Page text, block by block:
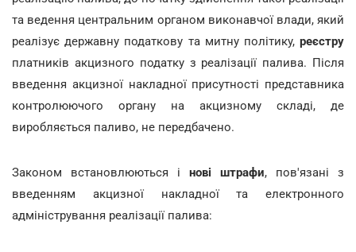
та ведення центральним органом виконавчої влади, який
реалізує державну податкову та митну політику, реєстру
платників акцизного податку з реалізації палива. Після
введення акцизної накладної присутності представника
контролюючого органу на акцизному складі, де
виробляється паливо, не передбачено.
Законом встановлюються і нові штрафи, пов'язані з
введенням акцизної накладної та електронного
адміністрування реалізації палива: